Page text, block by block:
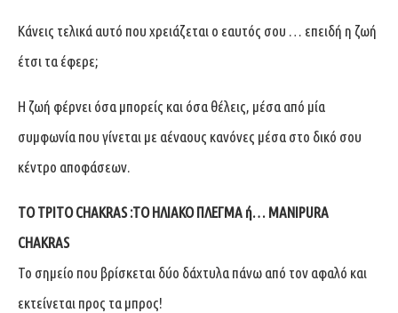
Κάνεις τελικά αυτό που χρειάζεται ο εαυτός σου … επειδή η ζωή
έτσι τα έφερε;
Η ζωή φέρνει όσα μπορείς και όσα θέλεις, μέσα από μία
συμφωνία που γίνεται με αέναους κανόνες μέσα στο δικό σου
κέντρο αποφάσεων.
ΤΟ ΤΡΙΤΟ CHAKRAS :ΤΟ ΗΛΙΑΚΟ ΠΛΕΓΜΑ ή… MANIPURA
CHAKRAS
Το σημείο που βρίσκεται δύο δάχτυλα πάνω από τον αφαλό και
εκτείνεται προς τα μπρος!